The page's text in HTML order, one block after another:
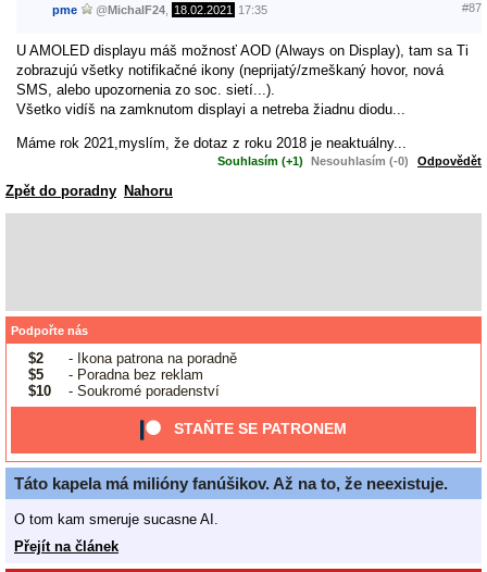
pme @ MichalF24 18.02.2021 17:35 #87
U AMOLED displayu máš možnosť AOD (Always on Display), tam sa Ti
zobrazujú všetky notifikačné ikony (neprijatý/zmeškaný hovor, nová
SMS, alebo upozornenia zo soc. sietí...).
Všetko vidíš na zamknutom displayi a netreba žiadnu diodu...
Máme rok 2021,myslím, že dotaz z roku 2018 je neaktuálny...
Souhlasím (+1) Nesouhlasím (-0) Odpovědět
Zpět do poradny Nahoru
Podpořte nás
$2
- Ikona patrona na poradně
$5
- Poradna bez reklam
$10
- Soukromé poradenství
STAŇTE SE PATRONEM
Táto kapela má milióny fanúšikov. Až na to, že neexistuje.
O tom kam smeruje sucasne AI.
Přejít na článek